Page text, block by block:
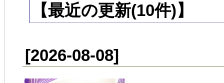
【最近の更新(10件)】
[2026-08-08]